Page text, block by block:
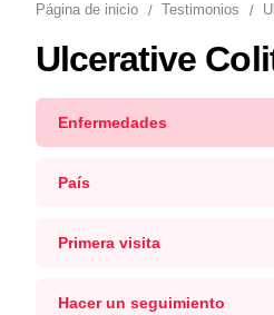
Página de inicio Testimonios
Ulcerative
Enfermedades
País
Primera visita
Hacer un seguimiento